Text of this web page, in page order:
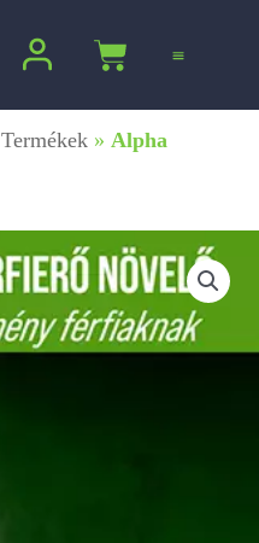
Kosár
Termékek» Alpha